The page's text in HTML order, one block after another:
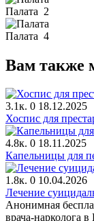
Палата 2
Палата 4
Вам также
3.1к. 0 18.12.2025
Хоспис для
4.8к. 0 18.11.2025
Капельницы для
1.8к. 0 10.04.2026
Лечение
Анонимная
врача-нарколога